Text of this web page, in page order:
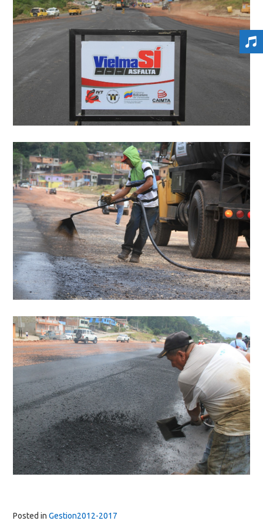
Posted in Gestion2012-2017